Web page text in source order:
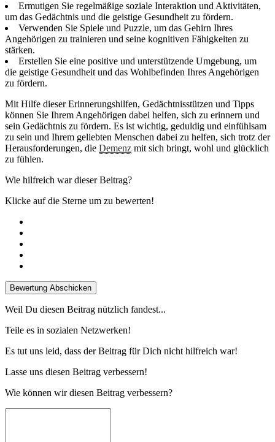
Ermutigen Sie regelmäßige soziale Interaktion und Aktivitäten,
um das Gedächtnis und die geistige Gesundheit zu fördern.
Verwenden Sie Spiele und Puzzle, um das Gehirn Ihres
Angehörigen zu trainieren und seine kognitiven Fähigkeiten zu
stärken.
Erstellen Sie eine positive und unterstützende Umgebung, um
die geistige Gesundheit und das Wohlbefinden Ihres Angehörigen
zu fördern.
Mit Hilfe dieser Erinnerungshilfen, Gedächtnisstützen und Tipps
können Sie Ihrem Angehörigen dabei helfen, sich zu erinnern und
sein Gedächtnis zu fördern. Es ist wichtig, geduldig und einfühlsam
zu sein und Ihrem geliebten Menschen dabei zu helfen, sich trotz der
Herausforderungen, die Demenz mit sich bringt, wohl und glücklich
zu fühlen.
Wie hilfreich war dieser Beitrag?
Klicke auf die Sterne um zu bewerten!
Bewertung Abschicken
Weil Du diesen Beitrag nützlich fandest...
Teile es in sozialen Netzwerken!
Es tut uns leid, dass der Beitrag für Dich nicht hilfreich war!
Lasse uns diesen Beitrag verbessern!
Wie können wir diesen Beitrag verbessern?